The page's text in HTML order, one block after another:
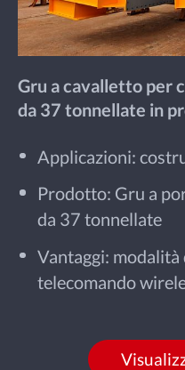
Gru a cavalletto per
da 37 tonnellate in
Applicazioni:
Prodotto: Gru a
da 37 tonnellate
Vantaggi:
telecomando